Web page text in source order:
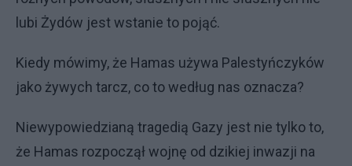
lubi Żydów jest wstanie to pojąć.
Kiedy mówimy, że Hamas używa Palestyńczyków
jako żywych tarcz, co to według nas oznacza?
Niewypowiedzianą tragedią Gazy jest nie tylko to,
że Hamas rozpoczął wojnę od dzikiej inwazji na